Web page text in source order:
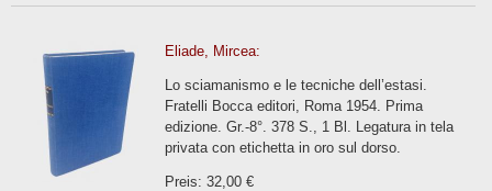
Eliade, Mircea:
Lo sciamanismo e le tecniche dell’estasi.
Fratelli Bocca editori, Roma 1954. Prima
edizione. Gr.-8°. 378 S., 1 Bl. Legatura in tela
privata con etichetta in oro sul dorso.
Preis: 32,00 €